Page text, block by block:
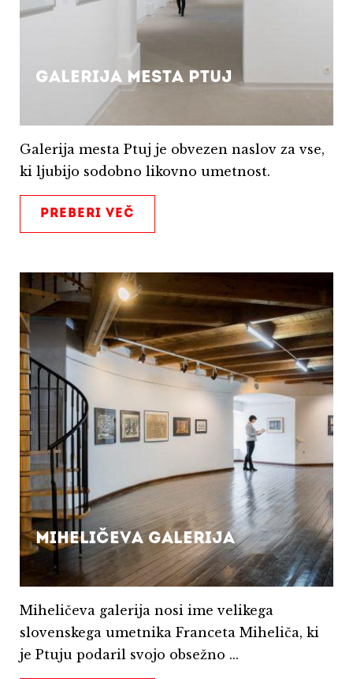
Galerija mesta Ptuj
Galerija mesta Ptuj je obvezen naslov za vse,
ki ljubijo sodobno likovno umetnost.
PREBERI VEČ
Miheličeva galerija
Miheličeva galerija nosi ime velikega
slovenskega umetnika Franceta Miheliča, ki
je Ptuju podaril svojo obsežno ...